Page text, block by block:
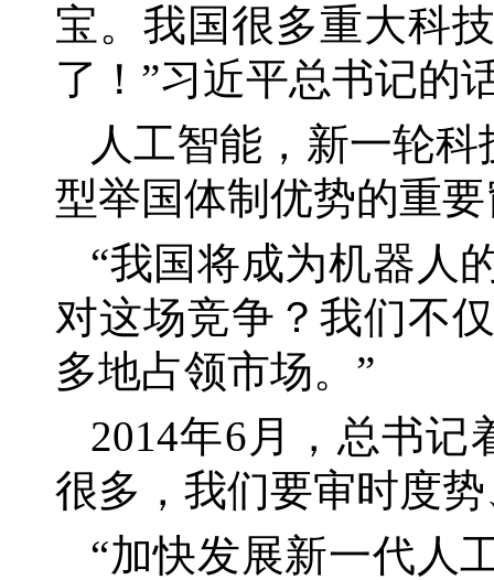
宝。我国很多重大科
了！”习近平总书记的
人工智能，新一轮
型举国体制优势的重
“我国将成为机器人
对这场竞争？我们不
多地占领市场。”
2014年6月，总书
很多，我们要审时度
“加快发展新一代人